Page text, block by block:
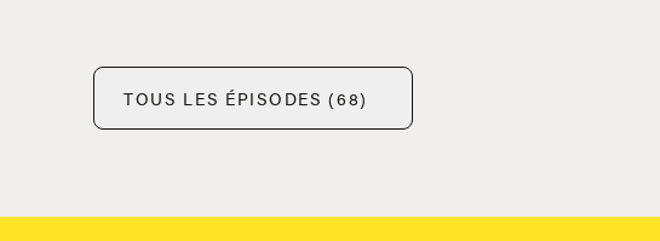
TOUS LES ÉPISODES (68)